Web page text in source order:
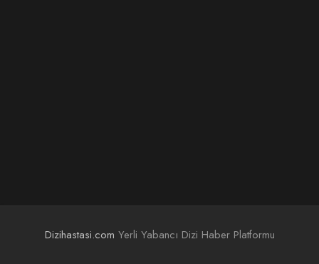
Dizihastasi.com Yerli Yabancı Dizi Haber Platformu